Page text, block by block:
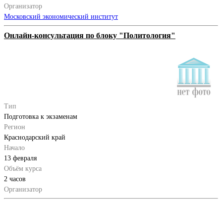
Организатор
Московский экономический институт
Онлайн-консультация по блоку "Политология"
Тип
Подготовка к экзаменам
Регион
Краснодарский край
Начало
13 февраля
Объём курса
2 часов
Организатор